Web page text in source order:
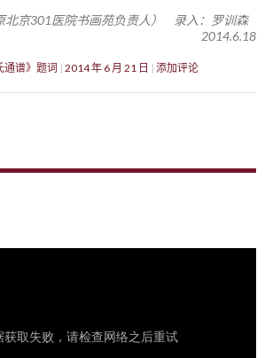
北京301医院书画苑负责人） 录入：罗训森
2014.6.18
通谱》题词 2014 年 6 月 21 日 添加评论